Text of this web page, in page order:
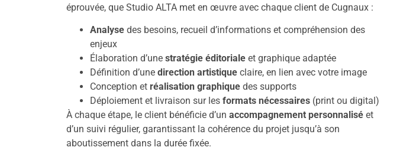
éprouvée, que Studio ALTA met en œuvre avec chaque client de Cugnaux :
Analyse des besoins, recueil d’informations et compréhension des
enjeux
Élaboration d’une stratégie éditoriale et graphique adaptée
Définition d’une direction artistique claire, en lien avec votre image
Conception et réalisation graphique des supports
Déploiement et livraison sur les formats nécessaires (print ou digital)
À chaque étape, le client bénéficie d’un accompagnement personnalisé et
d’un suivi régulier, garantissant la cohérence du projet jusqu’à son
aboutissement dans la durée fixée.